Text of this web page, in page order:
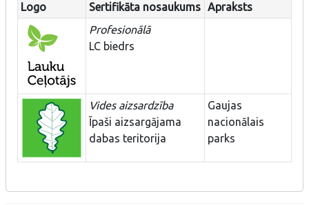
Logo Sertifikāta nosaukums Apraksts
Profesionālā
LC biedrs
Vides aizsardzība
Īpaši aizsargājama
dabas teritorija
Gaujas
nacionālais
parks